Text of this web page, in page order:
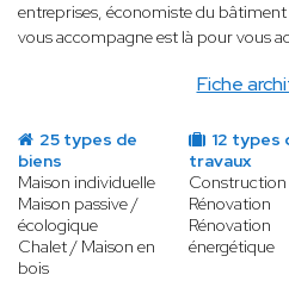
Fiche
entreprises, économiste du
vous accompagne est là pour vous
25 types de
biens
Maison individuelle
Maison passive /
écologique
Chalet / Maison en
bois
12 types
travaux
Construction
Rénovation
Rénovation
énergétique